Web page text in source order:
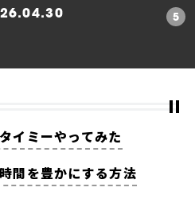
タイミーやってみた
時間を豊かにする方法